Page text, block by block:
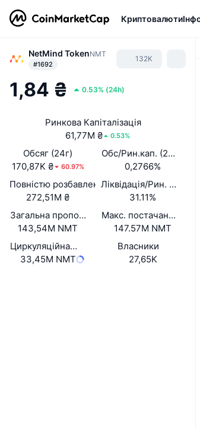
Криптовалюти
NetMind TokenNMT
#1692
132K
1,84 ₴ 0.53% (24h)
Ринкова Капіталізація
61,77M ₴
0.53%
Обсяг (24г)
170,87K ₴
60.97%
Обс/Рин.кап. (24 год.)
0,2766%
Повністю розбавлена вартість (FDV)
272,51M ₴
Ліквідація/Рин. кап.
31.11%
Загальна пропозиція
143,54M NMT
Макс. постачання
147.57M NMT
Циркуляційна пропозиція
33,45M NMT
Власники
27,65K